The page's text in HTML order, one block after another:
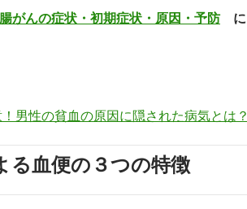
がんの症状・初期症状・原因・予防に
男性の貧血の原因に隠された病気とは？
る血便の３つの特徴